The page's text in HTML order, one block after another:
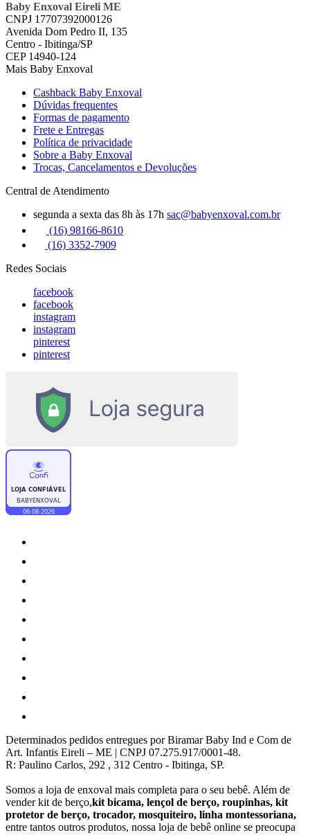
Baby Enxoval Eireli ME
CNPJ 17707392000126
Avenida Dom Pedro II, 135
Centro - Ibitinga/SP
CEP 14940-124
Mais Baby Enxoval
Cashback Baby Enxoval
Dúvidas frequentes
Formas de pagamento
Frete e Entregas
Política de privacidade
Sobre a Baby Enxoval
Trocas, Cancelamentos e Devoluções
Central de Atendimento
segunda a sexta das 8h às 17h sac@babyenxoval.com.br
(16) 98166-8610
(16) 3352-7909
Redes Sociais
facebook
facebook
instagram
instagram
pinterest
pinterest
Determinados pedidos entregues por Biramar Baby Ind e Com de
Art. Infantis Eireli – ME | CNPJ 07.275.917/0001-48.
R: Paulino Carlos, 292 , 312 Centro - Ibitinga, SP.
Somos a loja de enxoval mais completa para o seu bebê. Além de
vender kit de berço,kit bicama, lençol de berço, roupinhas, kit
protetor de berço, trocador, mosquiteiro, linha montessoriana,
entre tantos outros produtos, nossa loja de bebê online se preocupa